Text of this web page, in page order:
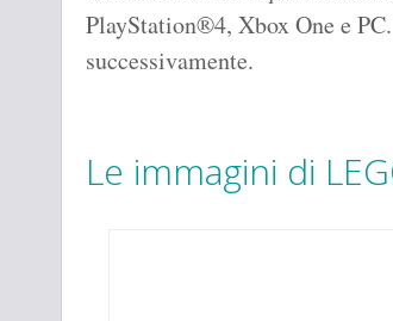
PlayStation®4, Xbox One e
successivamente.
Le immagini di